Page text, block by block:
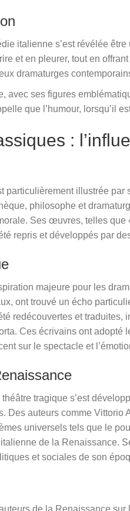
italienne s’est révélée
et en pleurer, tout en
dramaturges
avec ses figures
que l’humour, lorsqu’il
:
particulièrement illustrée
philosophe et
Ses œuvres, telles
repris et développés par
majeure pour les
ont trouvé un écho
redécouvertes et
Ces écrivains ont
sur le spectacle et
tragique s’est
Des auteurs comme
universels tels que le
de la Renaissance.
et sociales de son
auteurs de la Renaissance